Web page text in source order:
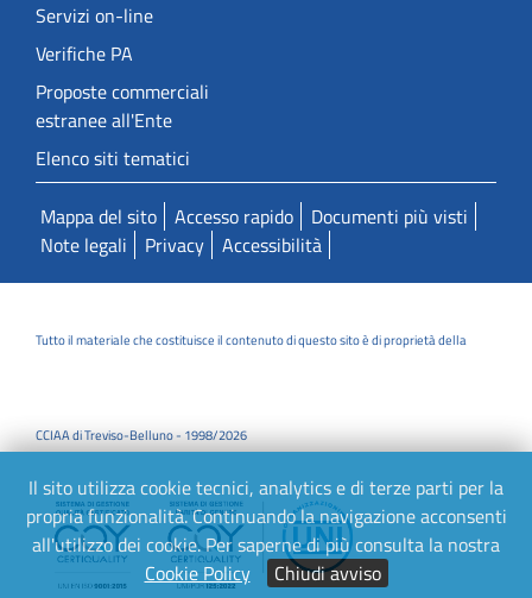
Il sito utilizza cookie tecnici, analytics e di terze parti per la
propria funzionalità. Continuando la navigazione acconsenti
all'utilizzo dei cookie. Per saperne di più consulta la nostra
Cookie Policy
Chiudi avviso
Servizi on-line
Verifiche PA
Proposte commerciali
estranee all'Ente
Elenco siti tematici
Mappa del sito Accesso rapido
Documenti più visti
Note legali
Privacy Accessibilità
Tutto il materiale che costituisce il contenuto di questo sito è di proprietà della
CCIAA di Treviso-Belluno - 1998/2026